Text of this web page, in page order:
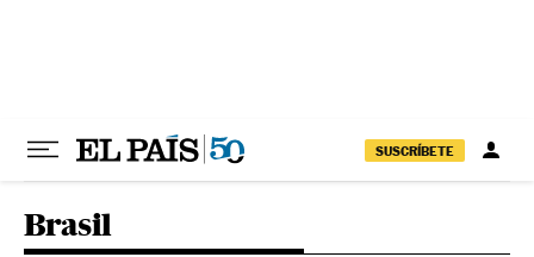
SUSCRÍBETE
Brasil